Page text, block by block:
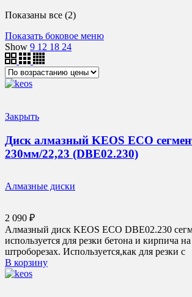
Показаны все (2)Цены:
возрастанию
Показать боковое меню
Show 9 12 18 24
Закрыть
Диск алмазный KEOS ECO
230мм/22,23 (DBE02.230)
Алмазные диски
2 090 ₽
Алмазный диск KEOS ECO DBE02.230
используется для резки бетона и кирпича
штроборезах. Используется,как для резки с
В корзину